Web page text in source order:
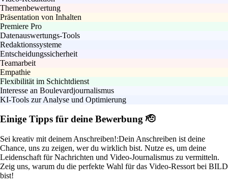
Themenbewertung
Präsentation von Inhalten
Premiere Pro
Datenauswertungs-Tools
Redaktionssysteme
Entscheidungssicherheit
Teamarbeit
Empathie
Flexibilität im Schichtdienst
Interesse an Boulevardjournalismus
KI-Tools zur Analyse und Optimierung
Einige Tipps für deine Bewerbung 🫡
Sei kreativ mit deinem Anschreiben!:Dein Anschreiben ist deine
Chance, uns zu zeigen, wer du wirklich bist. Nutze es, um deine
Leidenschaft für Nachrichten und Video-Journalismus zu vermitteln.
Zeig uns, warum du die perfekte Wahl für das Video-Ressort bei BILD
bist!